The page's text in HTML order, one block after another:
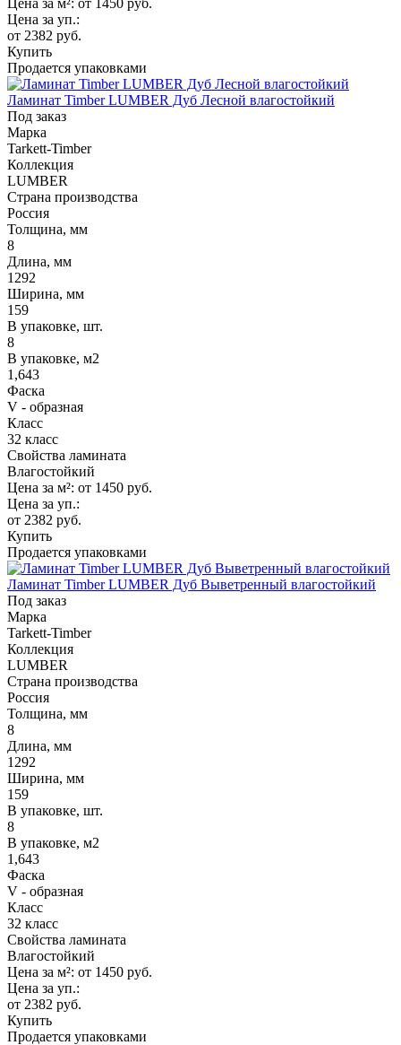
Цена за уп.:
от 2382 руб.
Купить
Продается упаковками
Ламинат Timber LUMBER Дуб Лесной влагостойкий
Под заказ
Марка
Tarkett-Timber
Коллекция
LUMBER
Страна производства
Россия
Толщина, мм
8
Длина, мм
1292
Ширина, мм
159
В упаковке, шт.
8
В упаковке, м2
1,643
Фаска
V - образная
Класс
32 класс
Свойства ламината
Влагостойкий
Цена за м²: от 1450 руб.
Цена за уп.:
от 2382 руб.
Купить
Продается упаковками
Ламинат Timber LUMBER Дуб Выветренный влагостойкий
Под заказ
Марка
Tarkett-Timber
Коллекция
LUMBER
Страна производства
Россия
Толщина, мм
8
Длина, мм
1292
Ширина, мм
159
В упаковке, шт.
8
В упаковке, м2
1,643
Фаска
V - образная
Класс
32 класс
Свойства ламината
Влагостойкий
Цена за м²: от 1450 руб.
Цена за уп.:
от 2382 руб.
Купить
Продается упаковками